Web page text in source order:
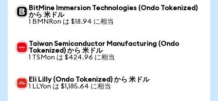
BitMine Immersion Technologies (Ondo Tokenized)
から 米ドル
1 BMNRon は $18.94 に相当
Taiwan Semiconductor Manufacturing (Ondo
Tokenized) から 米ドル
1 TSMon は $424.96 に相当
Eli Lilly (Ondo Tokenized) から 米ドル
1 LLYon は $1,185.64 に相当